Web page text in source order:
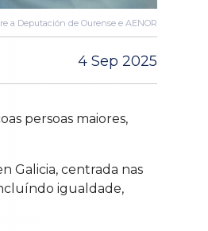
a Deputación de Ourense e AENOR
4 Sep 2025
persoas maiores,
Galicia, centrada nas
igualdade,